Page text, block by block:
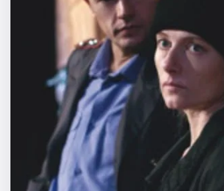
События
Города
Площадки